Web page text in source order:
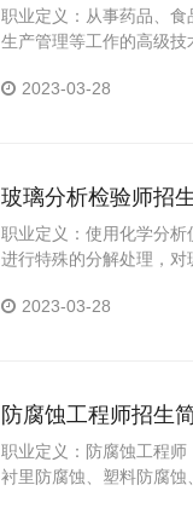
职业定义：从事药品、
生产管理等工作的高级技
2023-03-28
玻璃分析检验师招
职业定义：使用化学分
进行特殊的分解处理，对
2023-03-28
防腐蚀工程师招生
职业定义：防腐蚀工程
衬里防腐蚀、塑料防腐